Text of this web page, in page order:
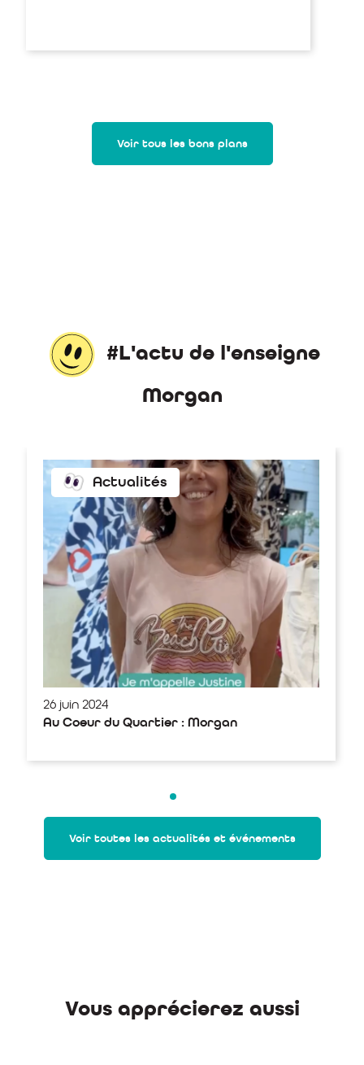
Voir tous les bons plans
#L'actu de l'enseigne
Morgan
Actualités
26 juin 2024
Au Coeur du Quartier : Morgan
Voir toutes les actualités et événements
Vous apprécierez aussi